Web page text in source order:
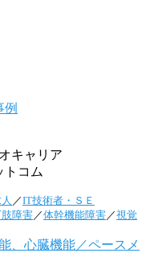
例
トコム
／IT技術者・ＳＥ
障害／体幹機能障害／視覚
、心臓機能／ペースメ